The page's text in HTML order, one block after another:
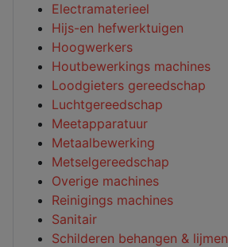
Electramaterieel
Hijs-en hefwerktuigen
Hoogwerkers
Houtbewerkings machines
Loodgieters gereedschap
Luchtgereedschap
Meetapparatuur
Metaalbewerking
Metselgereedschap
Overige machines
Reinigings machines
Sanitair
Schilderen behangen & lijmen